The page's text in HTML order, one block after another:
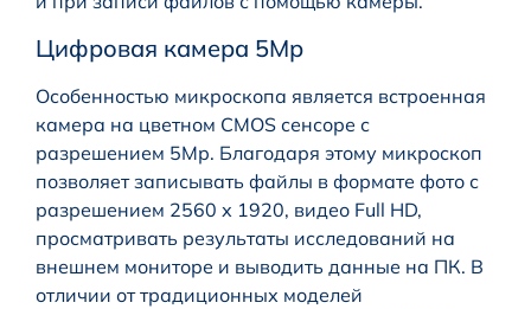
Цифровая камера 5Мр
Особенностью микроскопа является встроенная
камера на цветном CMOS сенсоре с
разрешением 5Мр. Благодаря этому микроскоп
позволяет записывать файлы в формате фото с
разрешением 2560 х 1920, видео Full HD,
просматривать результаты исследований на
внешнем мониторе и выводить данные на ПК. В
отличии от традиционных моделей